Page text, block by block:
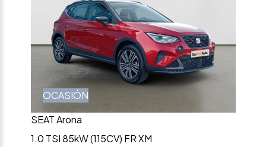
OCASIÓN
SEAT Arona
1.0 TSI 85kW (115CV) FR XM